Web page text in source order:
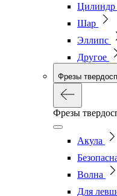
Цилиндр
Шар
Эллипс
Другое
Фрезы
Фрезы
Акула
Волна
Для